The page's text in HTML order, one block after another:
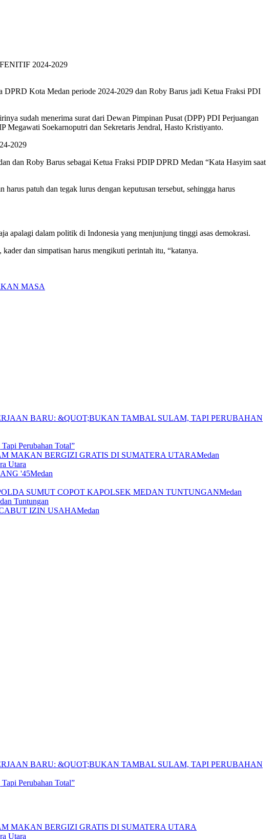
Kota Medan periode 2024-2029 dan Roby Barus jadi Ketua Fraksi PDI
sudah menerima surat dari Dewan Pimpinan Pusat (DPP) PDI Perjuangan
Megawati Soekarnoputri dan Sekretaris Jendral, Hasto Kristiyanto.
dan Roby Barus sebagai Ketua Fraksi PDIP DPRD Medan “Kata Hasyim saat
patuh dan tegak lurus dengan keputusan tersebut, sehingga harus
apalagi dalam politik di Indonesia yang menjunjung tinggi asas demokrasi.
dan simpatisan harus mengikuti perintah itu, “katanya.
Perubahan Total”
Medan
Utara
Medan
Medan
Tuntungan
Medan
Perubahan Total”
Utara